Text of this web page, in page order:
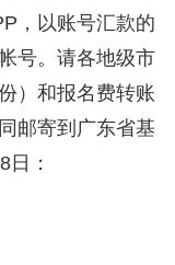
，以账号汇款的
号。请各地级市
）和报名费转账
邮寄到广东省基
：